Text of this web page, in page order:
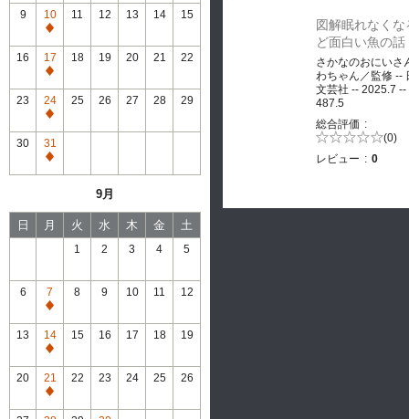
常
休
館
9
10
通
常
休
館
11 12 13 14 15
16
17
通
常
休
館
18 19 20 21 22
23
24
通
常
休
館
25 26 27 28 29
30
31
通
館
9月
日 月 火 水 木 金 土
1 2 3 4 5
6
7
通
常
休
館
8 9 10 11 12
13
14
通
常
休
館
15 16 17 18 19
20
21
通
常
22 23 24 25 26
図解眠れなくな
ど面白い魚の話
さかなのおにいさ
わちゃん／監修 --
文芸社 -- 2025.7 --
487.5
総合評価
5段階評価の (0)
レビュー
0